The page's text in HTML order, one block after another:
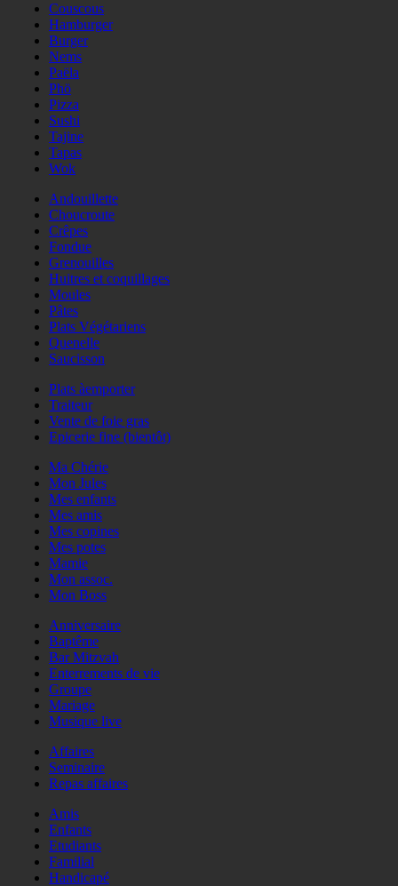
Couscous
Hamburger
Burger
Nems
Paëla
Phö
Pizza
Sushi
Tajine
Tapas
Wok
Andouillette
Choucroute
Crêpes
Fondue
Grenouilles
Huitres et coquillages
Moules
Pâtes
Plats Végétariens
Quenelle
Saucisson
Plats àemporter
Traiteur
Vente de foie gras
Epicerie fine (bientôt)
Ma Chérie
Mon Jules
Mes enfants
Mes amis
Mes copines
Mes potes
Mamie
Mon assoc.
Mon Boss
Anniversaire
Baptême
Bar Mitzvah
Enterrements de vie
Groupe
Mariage
Musique live
Affaires
Seminaire
Repas affaires
Amis
Enfants
Etudiants
Familial
Handicapé